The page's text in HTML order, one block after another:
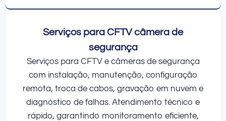
Serviços para CFTV câmera de
segurança
Serviços para CFTV e câmeras de segurança
com instalação, manutenção, configuração
remota, troca de cabos, gravação em nuvem e
diagnóstico de falhas. Atendimento técnico e
rápido, garantindo monitoramento eficiente,